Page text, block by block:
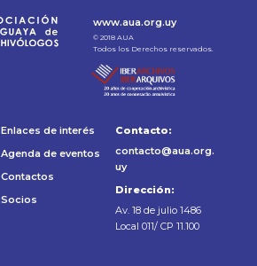
www.aua.org.uy
© 2018 AUA
Todos los Derechos reservados.
Enlaces de interés
Agenda de eventos
Contactos
Socios
Contacto:
contacto@aua.org.
uy
Dirección:
Av. 18 de julio 1486
Local 011/ CP 11.100